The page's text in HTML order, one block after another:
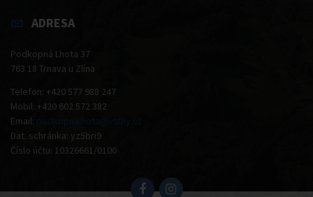
ADRESA
Podkopná Lhota 37
763 18 Trnava u Zlína
Telefon: +420 577 988 247
Mobil: +420 602 572 382
Email: podkopnalhota@volny.cz
Dat. schránka: yz5bri9
Číslo účtu: 10326661/0100